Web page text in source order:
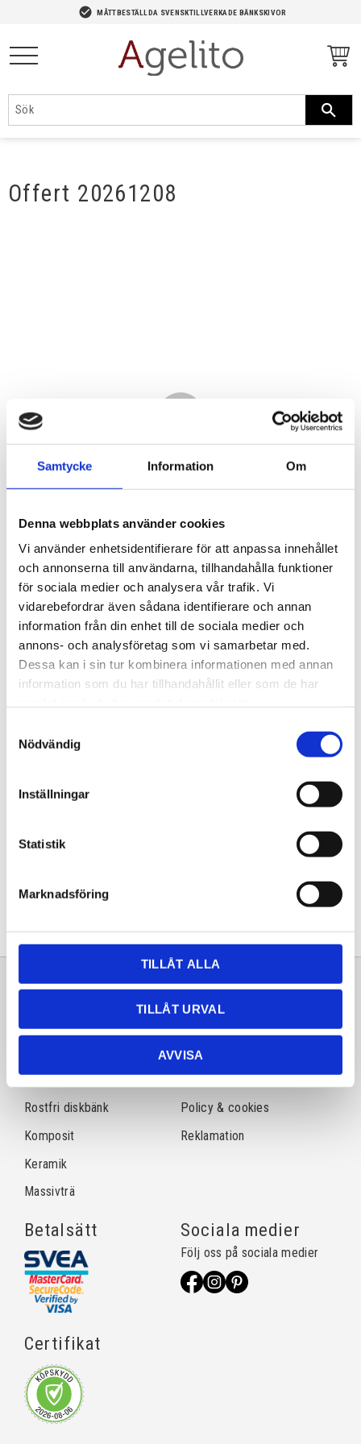
Samtycke Information Om
Denna webbplats använder cookies
Vi använder enhetsidentifierare för att anpassa innehållet
och annonserna till användarna, tillhandahålla funktioner
för sociala medier och analysera vår trafik. Vi
vidarebefordrar även sådana identifierare och annan
information från din enhet till de sociala medier och
annons- och analysföretag som vi samarbetar med.
Dessa kan i sin tur kombinera informationen med annan
information som du har tillhandahållit eller som de har
Nödvändig
Inställningar
Statistik
Marknadsföring
TILLÅT ALLA
TILLÅT URVAL
AVVISA
check_circle MÅTTBESTÄLLDA SVENSKTILLVERKADE BÄNKSKIVOR
Offert 20261208
9 040,00KR
Antal
Lagervara
Artikelnr
20261208
Sortiment
Natursten
Rostfri diskbänk
Komposit
Keramik
Massivträ
Information
Frågor & svar
Köpvillkor
Policy & cookies
Reklamation
Betalsätt
Certifikat
Sociala medier
Följ oss på sociala medier